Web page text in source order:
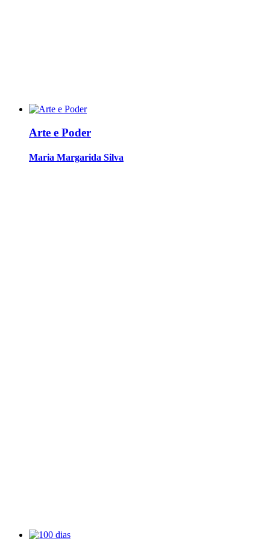
Arte e Poder
Maria Margarida Silva